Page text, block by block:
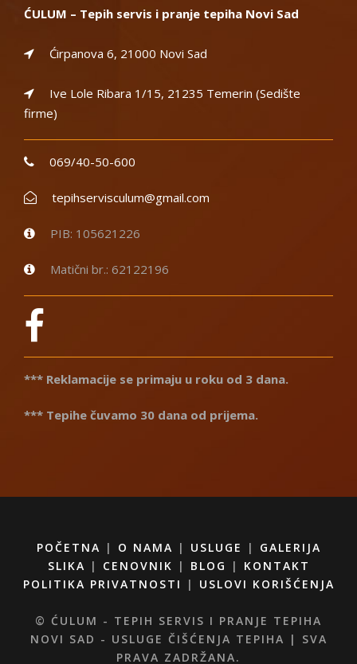
ĆULUM – Tepih servis i pranje tepiha Novi Sad
Ćirpanova 6, 21000 Novi Sad
Ive Lole Ribara 1/15, 21235 Temerin (Sedište
firme)
069/40-50-600
tepihservisculum@gmail.com
PIB: 105621226
Matični br.: 62122196
*** Reklamacije se primaju u roku od 3 dana.
*** Tepihe čuvamo 30 dana od prijema.
POČETNA | O NAMA | USLUGE | GALERIJA
SLIKA | CENOVNIK | BLOG | KONTAKT
POLITIKA PRIVATNOSTI
| USLOVI KORIŠĆENJA
© ĆULUM - TEPIH SERVIS I PRANJE TEPIHA
NOVI SAD - USLUGE ČIŠĆENJA TEPIHA | SVA
PRAVA ZADRŽANA.